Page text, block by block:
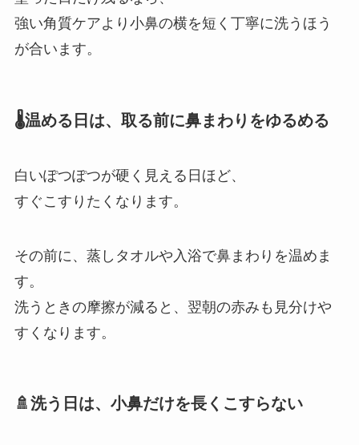
強い角質ケアより小鼻の横を短く丁寧に洗うほう
が合います。
🌡温める日は、取る前に鼻まわりをゆるめる
白いぽつぽつが硬く見える日ほど、
すぐこすりたくなります。
その前に、蒸しタオルや入浴で鼻まわりを温めま
す。
洗うときの摩擦が減ると、翌朝の赤みも見分けや
すくなります。
🚿洗う日は、小鼻だけを長くこすらない